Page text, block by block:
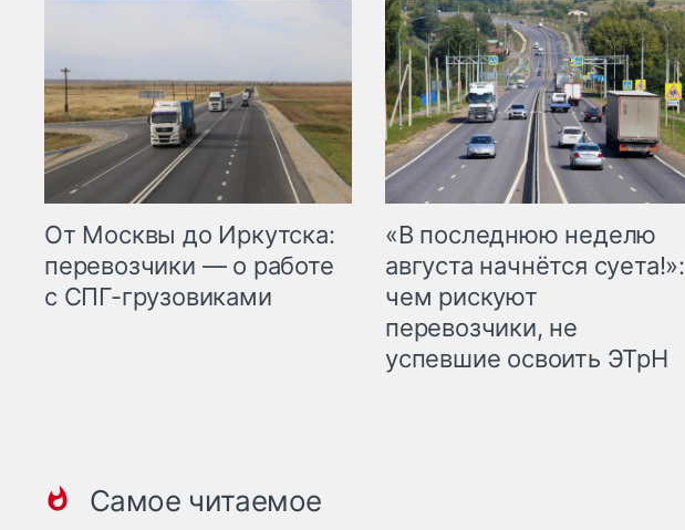
От Москвы до Иркутска:
перевозчики — о работе
с СПГ-грузовиками
«В последнюю неделю
августа начнётся суета!»:
чем рискуют
перевозчики, не
успевшие освоить ЭТрН
Самое читаемое